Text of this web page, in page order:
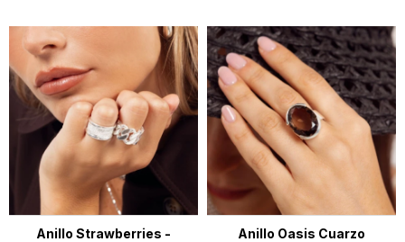
Anillo Strawberries -
Anillo Oasis Cuarzo